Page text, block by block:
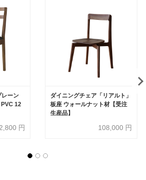
レーン
12
円
ダイニングチェア「リアルト」
板座 ウォールナット材【受注
生産品】
108,000 円